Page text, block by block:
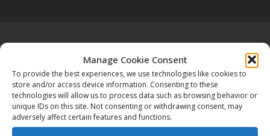
Manage Cookie Consent
To provide the best experiences, we use technologies like cookies to
store and/or access device information. Consenting to these
technologies will allow us to process data such as browsing behavior or
unique IDs on this site. Not consenting or withdrawing consent, may
adversely affect certain features and functions.
Associazione I Ricostruttori nella preghiera